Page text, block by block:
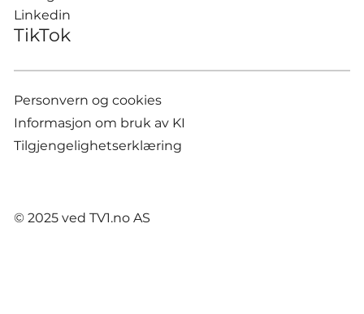
Linkedin
TikTok
Personvern og cookies
Informasjon om bruk av KI
Tilgjengelighetserklæring
© 2025 ved TV1.no AS